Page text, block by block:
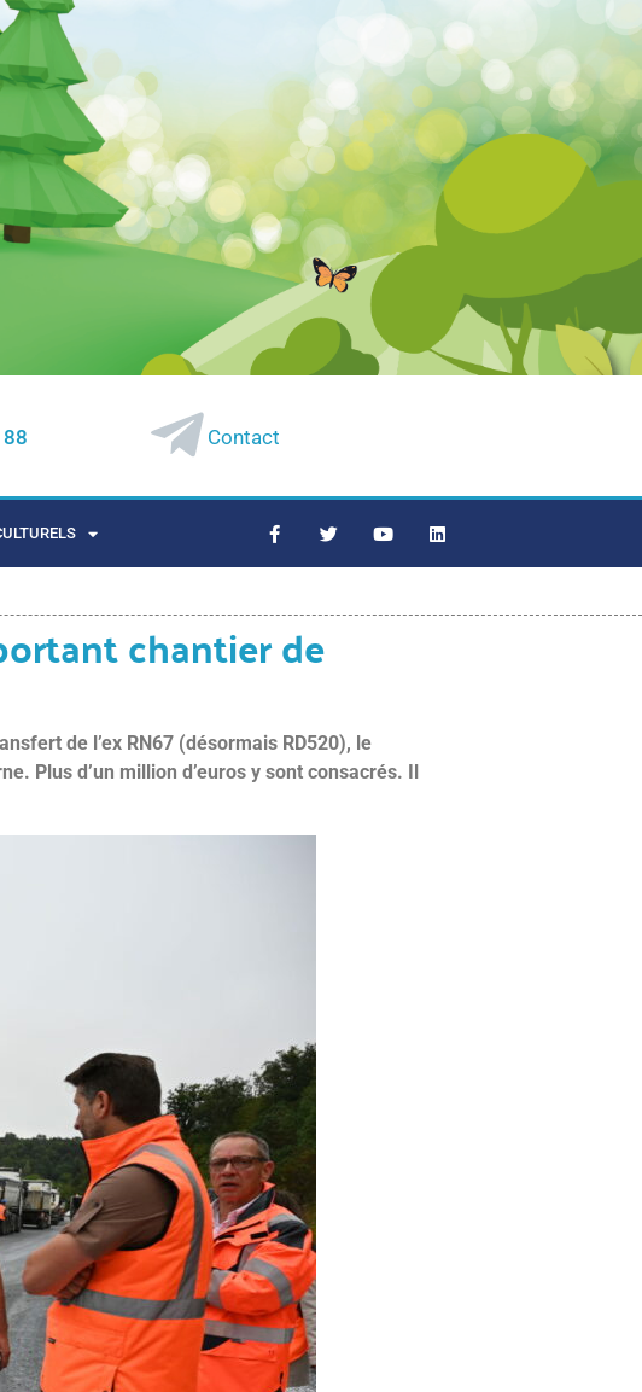
Contact
chantier de
de l’ex RN67 (désormais RD520), le
Plus d’un million d’euros y sont consacrés. Il